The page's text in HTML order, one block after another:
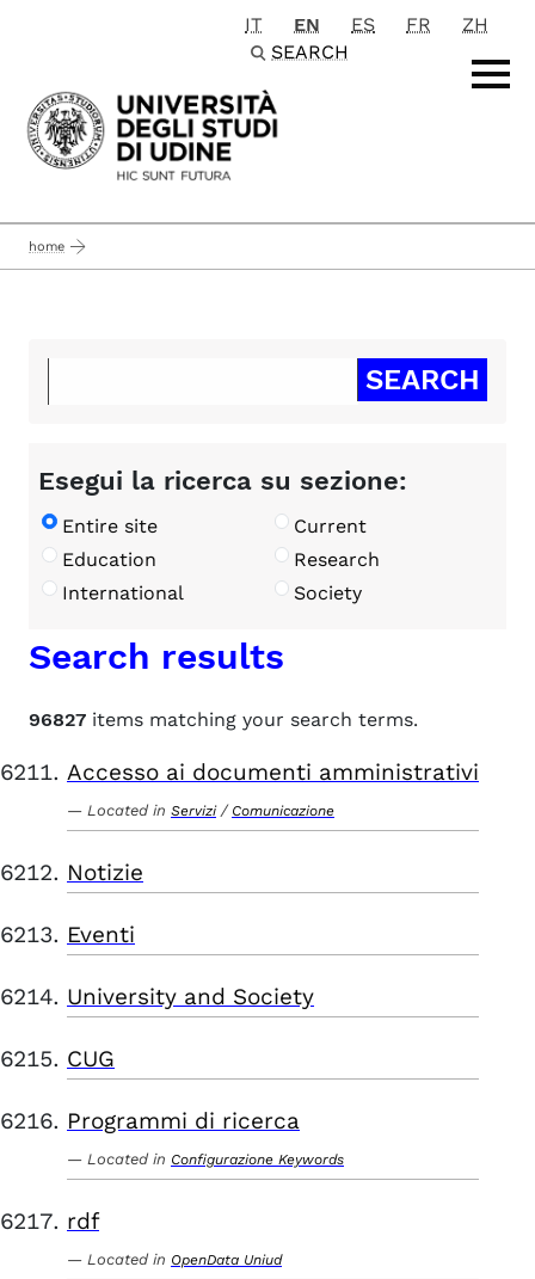
Passa al contenuto principale
IT EN ES FR
ZH
SEARCH
home
Esegui la ricerca su sezione:
Entire site
Current
Education
Research
International
Society
Search results
96827 items matching your search terms.
Accesso ai documenti amministrativi
Located in Servizi / Comunicazione
Notizie
Eventi
University and Society
CUG
Programmi di ricerca
Located in Configurazione Keywords
rdf
Located in OpenData Uniud